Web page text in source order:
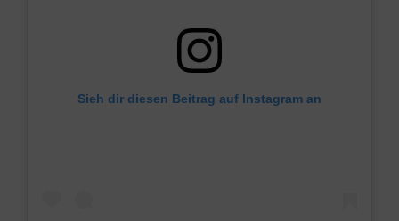
Sieh dir diesen Beitrag auf Instagram an